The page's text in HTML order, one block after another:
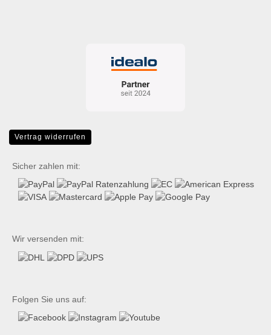
Vertrag widerrufen
Sicher zahlen mit:
Wir versenden mit:
Folgen Sie uns auf: